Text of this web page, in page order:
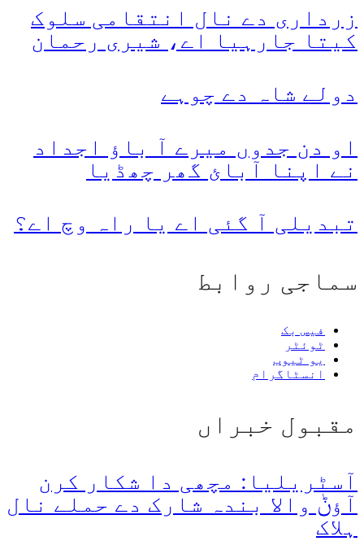
زرداری دے نال انتقامی سلوک
کیتا جارہیا اے، شیری رحمان
دولے شاہ دے چوہے
او دن جدوں میرے آ باؤ اجداد
نے اپنا آبائ گھر چھڈیا
تبدیلی آ گئی اے یا راہ وچ اے؟
سماجی روابط
فیس بک
ٹوئٹر
یو ٹیوب
انسٹاگرام
مقبول خبراں
آسٹریلیا: مچھی دا شکار کرن
آؤݨ والا بندہ شارک دے حملے نال
ہلاک